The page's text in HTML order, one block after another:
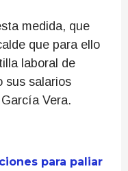
medida, que
que para ello
laboral de
sus salarios
Vera.
para paliar